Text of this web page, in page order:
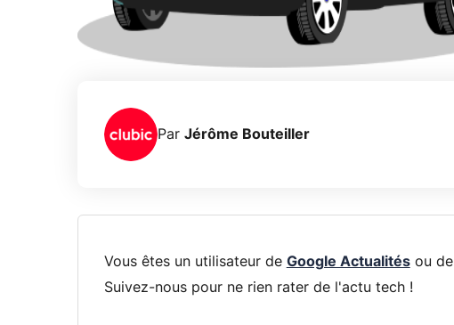
Par Jérôme Bouteiller
Vous êtes un utilisateur de Google Actualitésou de
Suivez-nous pour ne rien rater de l'actu tech !